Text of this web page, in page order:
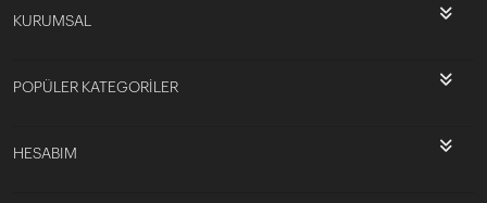
KURUMSAL
POPÜLER KATEGORİLER
HESABIM